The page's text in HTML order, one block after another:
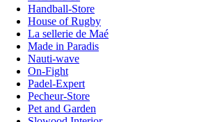
Handball-Store
House of Rugby
La sellerie de Maé
Made in Paradis
Nauti-wave
On-Fight
Padel-Expert
Pecheur-Store
Pet and Garden